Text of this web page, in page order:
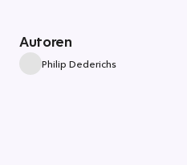
Autoren
Philip Dederichs